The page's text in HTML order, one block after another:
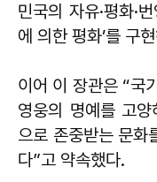
민국의 자유·평화·
에 의한 평화’를 구
이어 이 장관은 “국
영웅의 명예를 고
으로 존중받는 문화
다”고 약속했다.